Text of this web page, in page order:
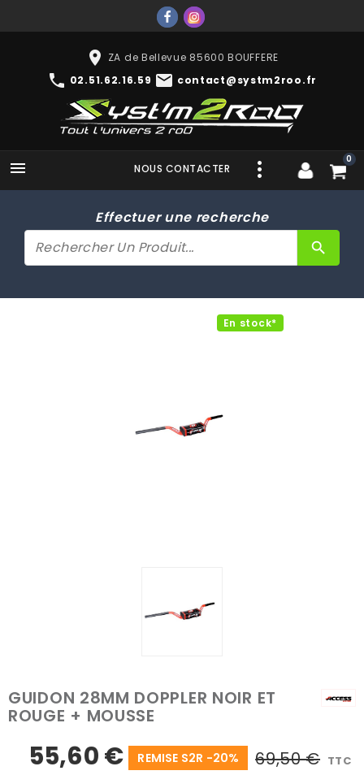
place ZA de Bellevue 85600 BOUFFERE
phone 02.51.62.16.59 mail contact@systm2roo.fr
 0
NOUS CONTACTER
Effectuer une recherche
search
En stock*
GUIDON 28MM DOPPLER NOIR ET
ROUGE + MOUSSE
55,60 € REMISE S2R -20% 69,50 € TTC